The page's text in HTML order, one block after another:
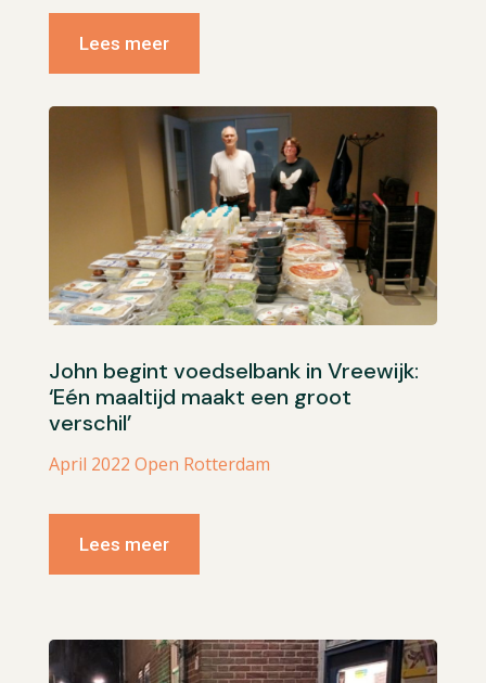
Lees meer
John begint voedselbank in Vreewijk:
‘Eén maaltijd maakt een groot
verschil’
April 2022 Open Rotterdam
Lees meer